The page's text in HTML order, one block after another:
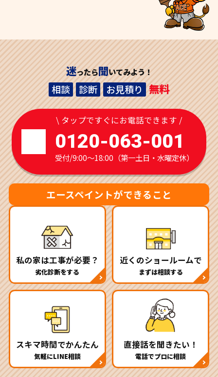
迷ったら聞いてみよう！
相談 診断 お見積り 無料
\ タップですぐにお電話できます /
0120-063-001
受付/9:00～18:00（第一土日・水曜定休）
エースペイントができること
私の家は工事が必要？
劣化診断をする
近くのショールームで
まずは相談する
スキマ時間でかんたん
気軽にLINE相談
直接話を聞きたい！
電話でプロに相談